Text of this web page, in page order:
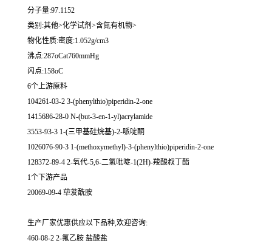
分子量:97.1152
类别:其他>化学试剂>含氮有机物>
物化性质:密度:1.052g/cm3
沸点:287oCat760mmHg
闪点:158oC
6个上游原料
104261-03-2 3-(phenylthio)piperidin-2-one
1415686-28-0 N-(but-3-en-1-yl)acrylamide
3553-93-3 1-(三甲基硅烷基)-2-哌啶酮
1026076-90-3 1-(methoxymethyl)-3-(phenylthio)piperidin-2-one
128372-89-4 2-氧代-5,6-二氢吡啶-1(2H)-羧酸叔丁酯
1个下游产品
20069-09-4 荜茇酰胺
生产厂家优惠供应以下品种,欢迎咨询:
460-08-2 2-氟乙胺 盐酸盐